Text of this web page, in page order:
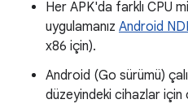
Her APK'da farklı CPU
uygulamanız Android
x86 için).
Android (Go sürümü)
düzeyindeki cihazlar için